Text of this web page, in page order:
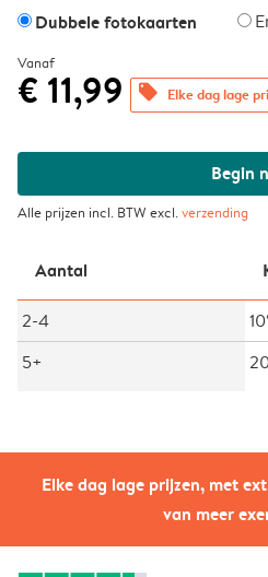
Elke dag lage prijzen, met
van meer
Dubbele fotokaarten
Vanaf
€ 11,99 offers Elke dag lage
Begin
Alle prijzen incl. BTW excl.verzending
Aantal
2-4
5+